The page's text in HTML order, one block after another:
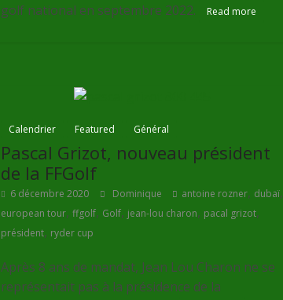
golf national en septembre 2022.
Read more
Calendrier Featured Général
Pascal Grizot, nouveau président
de la FFGolf
6 décembre 2020 Dominique antoine rozner, dubaï,
european tour,ffgolf, Golf, jean-lou charon, pacal grizot,
président, ryder cup
Après 8 ans de mandat, Jean Lou Charon ne se
représentait pas à la présidence de la